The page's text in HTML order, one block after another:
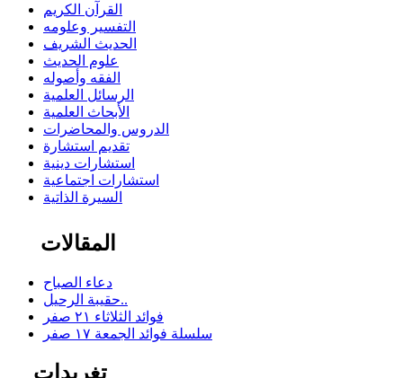
القرآن الكريم
التفسير وعلومه
الحديث الشريف
علوم الحديث
الفقه وأصوله
الرسائل العلمية
الأبحاث العلمية
الدروس والمحاضرات
تقديم استشارة
استشارات دينية
استشارات اجتماعية
السيرة الذاتية
المقالات
دعاء الصباح
حقيبة الرحيل..
فوائد الثلاثاء ٢١ صفر
سلسلة فوائد الجمعة ١٧ صفر
تغريدات